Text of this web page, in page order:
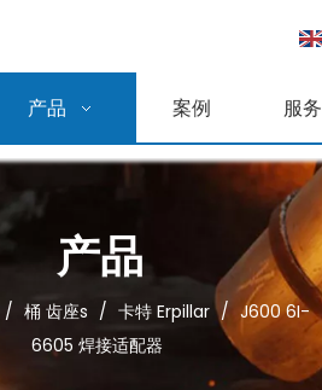
产品 案例 服务
产品
/ 桶 齿座s / 卡特 Erpillar / J600 6I-
6605 焊接适配器